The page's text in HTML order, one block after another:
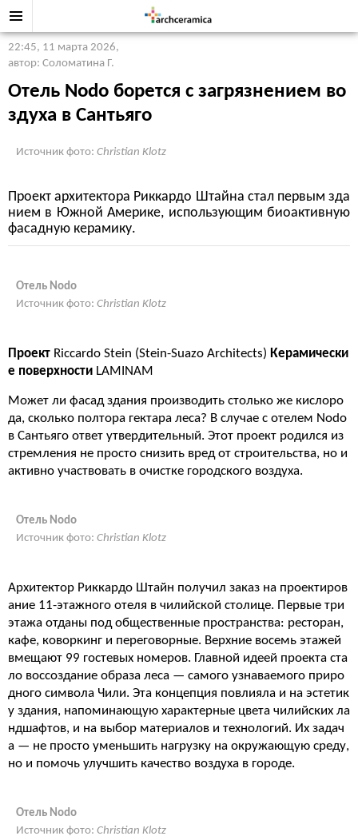
22:45, 11 марта 2026,
автор: Соломатина Г.
Отель Nodo борется с загрязнением во
здуха в Сантьяго
Источник фото: Christian Klotz
Проект архитектора Риккардо Штайна стал первым зда
нием в Южной Америке, использующим биоактивную
фасадную керамику.
Отель Nodo
Источник фото: Christian Klotz
Проект Riccardo Stein (Stein-Suazo Architects) Керамически
е поверхности LAMINAM
Может ли фасад здания производить столько же кислоро
да, сколько полтора гектара леса? В случае с отелем Nodo
в Сантьяго ответ утвердительный. Этот проект родился из
стремления не просто снизить вред от строительства, но и
активно участвовать в очистке городского воздуха.
Отель Nodo
Источник фото: Christian Klotz
Архитектор Риккардо Штайн получил заказ на проектиров
ание 11-этажного отеля в чилийской столице. Первые три
этажа отданы под общественные пространства: ресторан,
кафе, коворкинг и переговорные. Верхние восемь этажей
вмещают 99 гостевых номеров. Главной идеей проекта ста
ло воссоздание образа леса — самого узнаваемого приро
дного символа Чили. Эта концепция повлияла и на эстетик
у здания, напоминающую характерные цвета чилийских ла
ндшафтов, и на выбор материалов и технологий. Их задач
а — не просто уменьшить нагрузку на окружающую среду,
но и помочь улучшить качество воздуха в городе.
Отель Nodo
Источник фото: Christian Klotz